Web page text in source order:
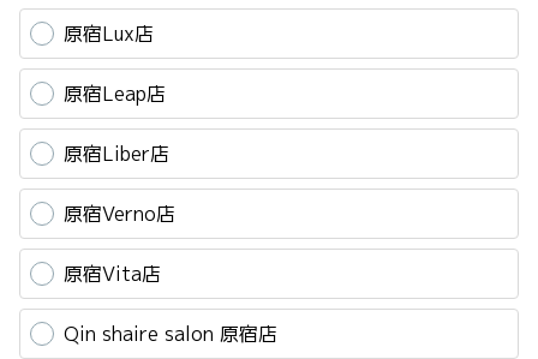
原宿Lux店
原宿Leap店
原宿Liber店
原宿Verno店
原宿Vita店
Qin shaire salon 原宿店